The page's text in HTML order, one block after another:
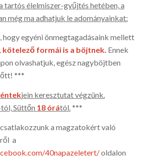
tartós élelmiszer-gyűjtés hetében, a
még ma adhatjuk le adományainkat:
hogy egyéni önmegtagadásaink mel­lett
kötele­ző for­mái is a böjtnek. Ennek
olvashatjuk, egész nagy­böjtben
***
jein keresztutat végzünk.
Süttőn 18 órá­tól.***
csatlakozzunk a magzatokért való
a
40napazeletert/oldalon